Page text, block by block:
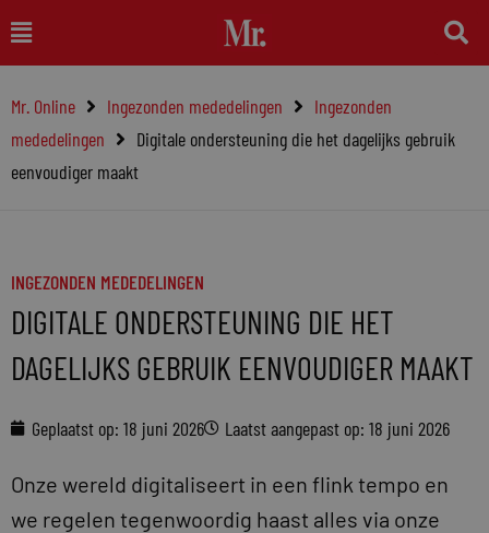
naar
inhoud
Main
Menu
Mr. Online Ingezonden mededelingen
Ingezonden
mededelingen
Digitale ondersteuning die het dagelijks gebruik
eenvoudiger maakt
INGEZONDEN MEDEDELINGEN
DIGITALE ONDERSTEUNING DIE HET
DAGELIJKS GEBRUIK EENVOUDIGER MAAKT
Geplaatst op: 18 juni 2026 Laatst aangepast op: 18 juni 2026
Onze wereld digitaliseert in een flink tempo en
we regelen tegenwoordig haast alles via onze